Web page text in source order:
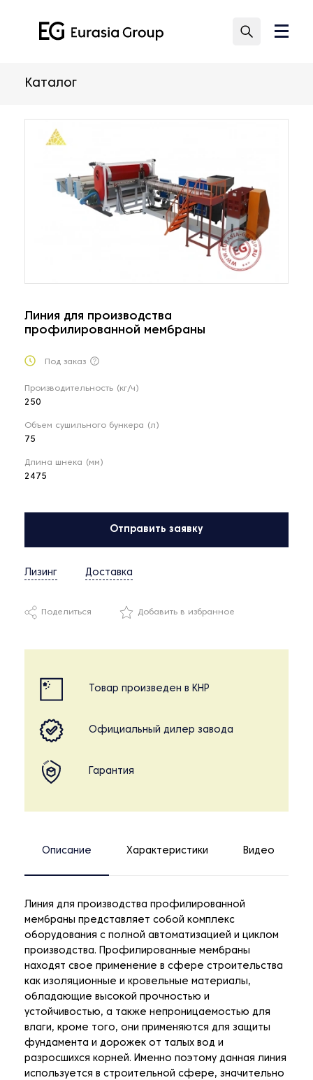
Каталог
Линия для производства
профилированной мембраны
Под заказ
Производительность (кг/ч)
250
Объем сушильного бункера (л)
75
Длина шнека (мм)
2475
Отправить заявку
Лизинг Доставка
Поделиться Добавить в избранное
Товар произведен в КНР
Официальный дилер завода
Гарантия
Описание Характеристики Видео
Линия для производства профилированной
мембраны представляет собой комплекс
оборудования с полной автоматизацией и циклом
производства. Профилированные мембраны
находят свое применение в сфере строительства
как изоляционные и кровельные материалы,
обладающие высокой прочностью и
устойчивостью, а также непроницаемостью для
влаги, кроме того, они применяются для защиты
фундамента и дорожек от талых вод и
разросшихся корней. Именно поэтому данная линия
используется в строительной сфере, значительно